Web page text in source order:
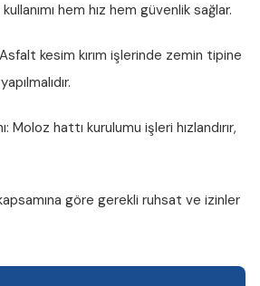
hem hız hem güvenlik sağlar.
Asfalt kesim kırım işlerinde zemin tipine
Moloz hattı kurulumu işleri hızlandırır,
göre gerekli ruhsat ve izinler